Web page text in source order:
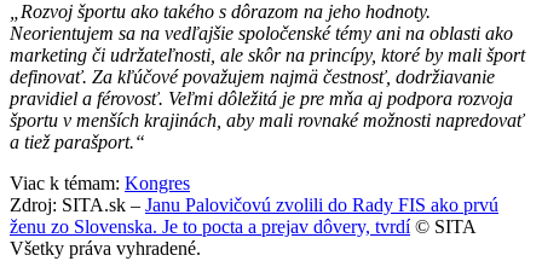
„Rozvoj športu ako takého s dôrazom na jeho hodnoty.
Neorientujem sa na vedľajšie spoločenské témy ani na oblasti ako
marketing či udržateľnosti, ale skôr na princípy, ktoré by mali šport
definovať. Za kľúčové považujem najmä čestnosť, dodržiavanie
pravidiel a férovosť. Veľmi dôležitá je pre mňa aj podpora rozvoja
športu v menších krajinách, aby mali rovnaké možnosti napredovať
a tiež parašport.“
Viac k témam: Kongres
Zdroj: SITA.sk – Janu Palovičovú zvolili do Rady FIS ako prvú
ženu zo Slovenska. Je to pocta a prejav dôvery, tvrdí© SITA
Všetky práva vyhradené.